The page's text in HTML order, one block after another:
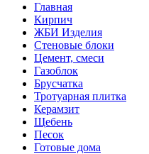
Главная
Кирпич
ЖБИ Изделия
Стеновые блоки
Цемент, смеси
Газоблок
Брусчатка
Тротуарная плитка
Керамзит
Щебень
Песок
Готовые дома